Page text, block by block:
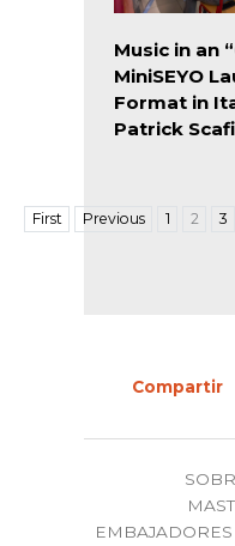
Music in an
MiniSEYO
Format in
Patrick
First Previous 1 2 3
Compartir
EMBAJADORES